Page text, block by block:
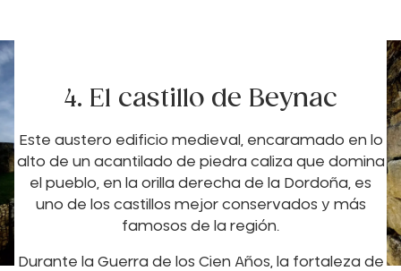
4. El castillo de Beynac
Este austero edificio medieval, encaramado en lo
alto de un acantilado de piedra caliza que domina
el pueblo, en la orilla derecha de la Dordoña, es
uno de los castillos mejor conservados y más
famosos de la región.
Durante la Guerra de los Cien Años, la fortaleza de